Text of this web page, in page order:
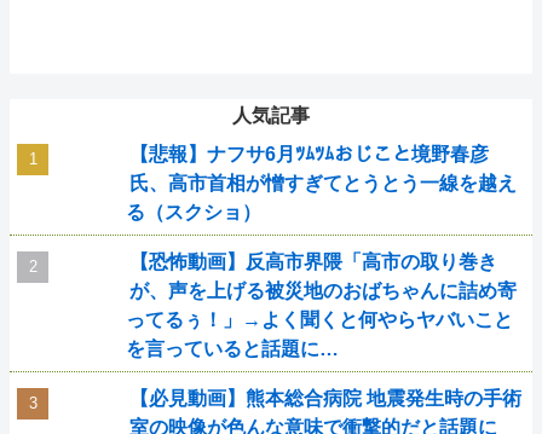
人気記事
【悲報】ナフサ6月ﾂﾑﾂﾑおじこと境野春彦
氏、高市首相が憎すぎてとうとう一線を越え
る（スクショ）
【恐怖動画】反高市界隈「高市の取り巻き
が、声を上げる被災地のおばちゃんに詰め寄
ってるぅ！」→よく聞くと何やらヤバいこと
を言っていると話題に…
【必見動画】熊本総合病院 地震発生時の手術
室の映像が色んな意味で衝撃的だと話題に